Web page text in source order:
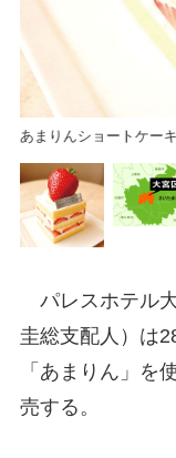
あまりんショートケー
パレスホテル
圭総支配人）は
「あまりん」を
売する。